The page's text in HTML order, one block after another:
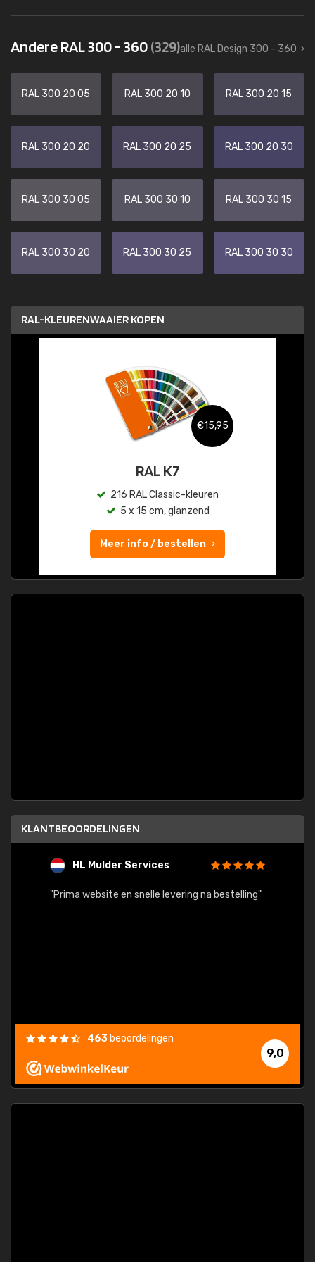
Andere RAL 300 - 360(329)alle RAL Design 300 - 360
RAL 300 20 05 RAL 300 20 10 RAL 300 20 15
RAL 300 20 20 RAL 300 20 25 RAL 300 20 30
RAL 300 30 05 RAL 300 30 10 RAL 300 30 15
RAL 300 30 20 RAL 300 30 25 RAL 300 30 30
RAL-KLEURENWAAIER KOPEN
€15,95
RAL K7
216 RAL Classic-kleuren
5 x 15 cm, glanzend
Meer info / bestellen
KLANTBEOORDELINGEN
HL Mulder Services
"Prima website en snelle levering na bestelling"
9,0
463 beoordelingen